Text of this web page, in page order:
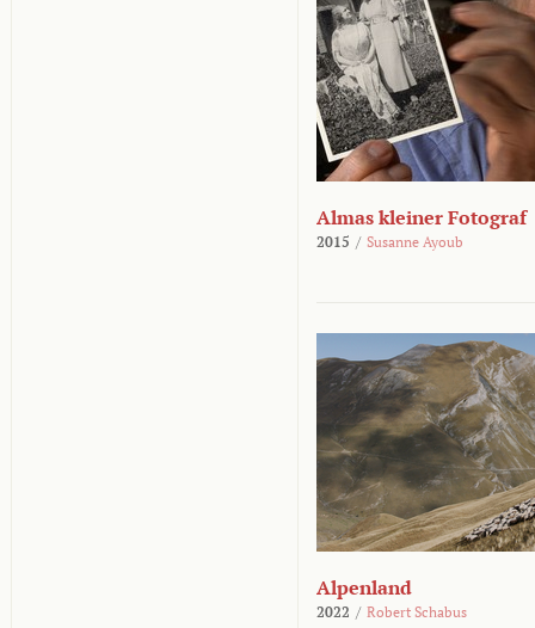
Almas kleiner Fotograf
2015 / Susanne Ayoub
Alpenland
2022 / Robert Schabus